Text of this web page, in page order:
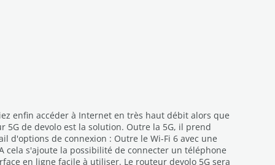
enfin accéder à Internet en très haut débit alors que
de devolo est la solution. Outre la 5G, il prend
d'options de connexion : Outre le Wi-Fi 6 avec une
cela s'ajoute la possibilité de connecter un téléphone
en ligne facile à utiliser. Le routeur devolo 5G sera